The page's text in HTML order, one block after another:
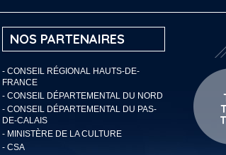
NOS PARTENAIRES
- CONSEIL RÉGIONAL HAUTS-DE-
FRANCE
- CONSEIL DÉPARTEMENTAL DU NORD
- CONSEIL DÉPARTEMENTAL DU PAS-
DE-CALAIS
- MINISTÈRE DE LA CULTURE
- CSA